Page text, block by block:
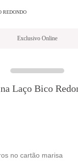
REDONDO
Exclusivo Online
Laço Bico
no cartão marisa